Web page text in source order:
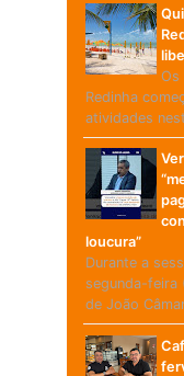
Os
Redinha
atividades
loucura”
Durante a
segunda-feira
de João